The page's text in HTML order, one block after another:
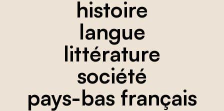
histoire
langue
littérature
société
pays-bas français